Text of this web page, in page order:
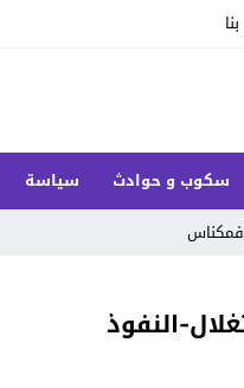
سكوب و حوادث سياسة
فمكناس
النفوذ